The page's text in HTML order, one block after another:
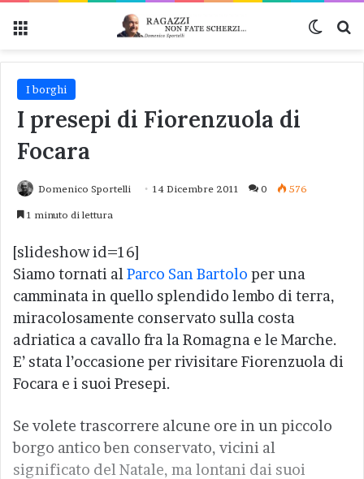
I borghi
I presepi di Fiorenzuola di
Focara
Domenico Sportelli 14 Dicembre 2011 0 576
1 minuto di lettura
[slideshow id=16]
Siamo tornati al Parco San Bartolo per una
camminata in quello splendido lembo di terra,
miracolosamente conservato sulla costa
adriatica a cavallo fra la Romagna e le Marche.
E’ stata l’occasione per rivisitare Fiorenzuola di
Focara e i suoi Presepi.
Se volete trascorrere alcune ore in un piccolo
borgo antico ben conservato, vicini al
significato del Natale, ma lontani dai suoi